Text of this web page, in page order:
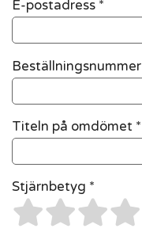
E-postadress *
Beställningsnummer
Titeln på omdömet *
Stjärnbetyg *